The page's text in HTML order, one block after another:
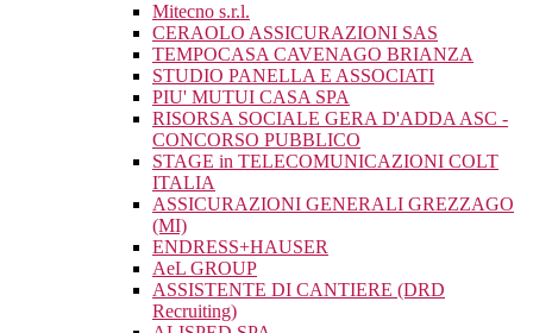
Mitecno s.r.l.
CERAOLO ASSICURAZIONI SAS
TEMPOCASA CAVENAGO BRIANZA
STUDIO PANELLA E ASSOCIATI
PIU' MUTUI CASA SPA
RISORSA SOCIALE GERA D'ADDA ASC -
CONCORSO PUBBLICO
STAGE in TELECOMUNICAZIONI COLT
ITALIA
ASSICURAZIONI GENERALI GREZZAGO
(MI)
ENDRESS+HAUSER
AeL GROUP
ASSISTENTE DI CANTIERE (DRD
Recruiting)